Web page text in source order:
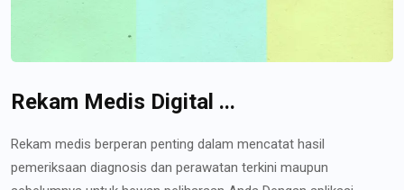
Rekam Medis Digital ...
Rekam medis berperan penting dalam mencatat hasil
pemeriksaan diagnosis dan perawatan terkini maupun